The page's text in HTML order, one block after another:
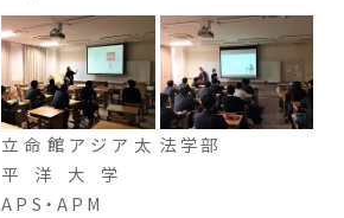
立命館アジア太
平洋大学
APS・APM
法学部